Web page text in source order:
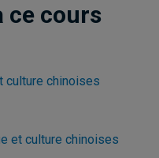
ce cours
culture chinoises
et culture chinoises